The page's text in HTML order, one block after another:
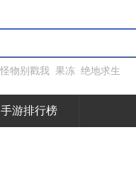
怪物别戳我 果冻 绝地求生
手游排行榜